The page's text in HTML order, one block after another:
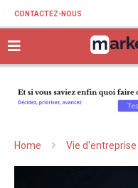
CONTACTEZ-NOUS
Home Vie d'entreprise